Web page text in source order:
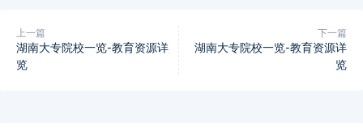
上一篇
湖南大专院校一览-教育资源详
览
下一篇
湖南大专院校一览-教育资源详
览